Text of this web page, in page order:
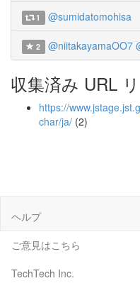
1 @sumidatomohisa
2 @niitakayamaOO7
収集済み URL
https://
char/ja/ (2)
ヘルプ
ご意見はこちら
TechTech Inc.